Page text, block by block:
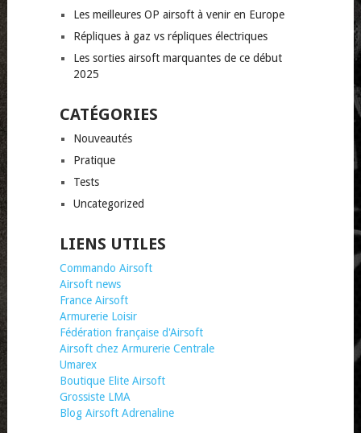
Les meilleures OP airsoft à venir en Europe
Répliques à gaz vs répliques électriques
Les sorties airsoft marquantes de ce début
2025
CATÉGORIES
Nouveautés
Pratique
Tests
Uncategorized
LIENS UTILES
Commando Airsoft
Airsoft news
France Airsoft
Armurerie Loisir
Fédération française d'Airsoft
Airsoft chez Armurerie Centrale
Umarex
Boutique Elite Airsoft
Grossiste LMA
Blog Airsoft Adrenaline